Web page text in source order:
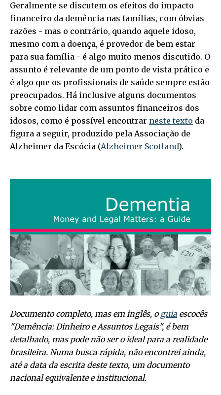
Geralmente se discutem os efeitos do impacto
financeiro da demência nas famílias, com óbvias
razões - mas o contrário, quando aquele idoso,
mesmo com a doença, é provedor de bem estar
para sua família - é algo muito menos discutido. O
assunto é relevante de um ponto de vista prático e
é algo que os profissionais de saúde sempre estão
preocupados. Há inclusive alguns documentos
sobre como lidar com assuntos financeiros dos
idosos, como é possível encontrar neste texto da
figura a seguir, produzido pela Associação de
Alzheimer da Escócia (Alzheimer Scotland).
Documento completo, mas em inglês, oguia escocês
"Demência: Dinheiro e Assuntos Legais", é bem
detalhado, mas pode não ser o ideal para a realidade
brasileira. Numa busca rápida, não encontrei ainda,
até a data da escrita deste texto, um documento
nacional equivalente e institucional.